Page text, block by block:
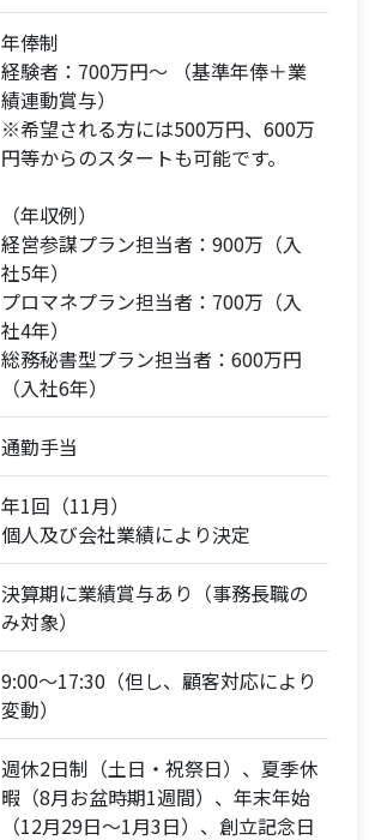
年俸制
経験者：700万円～ （基準年俸＋業
績連動賞与）
※希望される方には500万円、600万
円等からのスタートも可能です。
（年収例）
経営参謀プラン担当者：900万（入
社5年）
プロマネプラン担当者：700万（入
社4年）
総務秘書型プラン担当者：600万円
（入社6年）
通勤手当
年1回（11月）
個人及び会社業績により決定
決算期に業績賞与あり（事務長職の
み対象）
9:00〜17:30（但し、顧客対応により
変動）
週休2日制（土日・祝祭日）、夏季休
暇（8月お盆時期1週間）、年末年始
（12月29日〜1月3日）、創立記念日